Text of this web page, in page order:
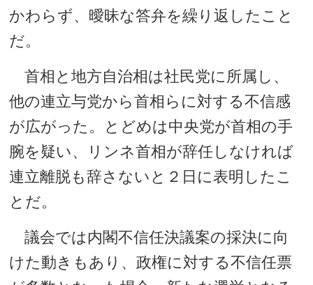
かわらず、曖昧な答弁を繰り返したこと
だ。
首相と地方自治相は社民党に所属し、
他の連立与党から首相らに対する不信感
が広がった。とどめは中央党が首相の手
腕を疑い、リンネ首相が辞任しなければ
連立離脱も辞さないと２日に表明したこ
とだ。
議会では内閣不信任決議案の採決に向
けた動きもあり、政権に対する不信任票